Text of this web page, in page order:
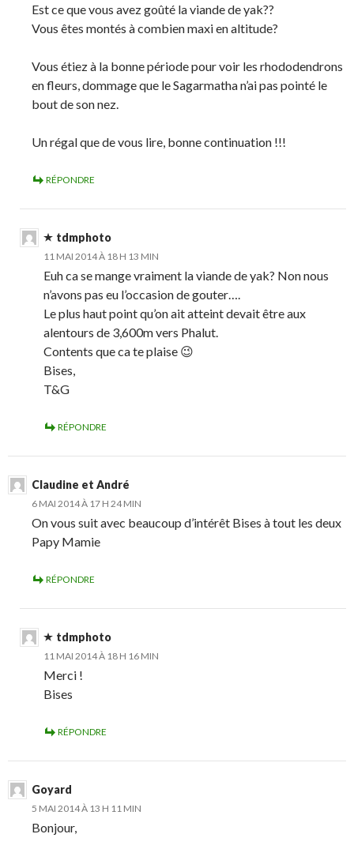
Est ce que vous avez goûté la viande de yak??
Vous êtes montés à combien maxi en altitude?
Vous étiez à la bonne période pour voir les rhododendrons
en fleurs, dommage que le Sagarmatha n’ai pas pointé le
bout de son nez.
Un régal que de vous lire, bonne continuation !!!
RÉPONDRE
tdmphoto
11 MAI 2014 À 18 H 13 MIN
Euh ca se mange vraiment la viande de yak? Non nous
n’avons pas eu l’occasion de gouter….
Le plus haut point qu’on ait atteint devait être aux
alentours de 3,600m vers Phalut.
Contents que ca te plaise 😉
Bises,
T&G
RÉPONDRE
Claudine et André
6 MAI 2014 À 17 H 24 MIN
On vous suit avec beaucoup d’intérêt Bises à tout les deux
Papy Mamie
RÉPONDRE
tdmphoto
11 MAI 2014 À 18 H 16 MIN
Merci !
Bises
RÉPONDRE
Goyard
5 MAI 2014 À 13 H 11 MIN
Bonjour,